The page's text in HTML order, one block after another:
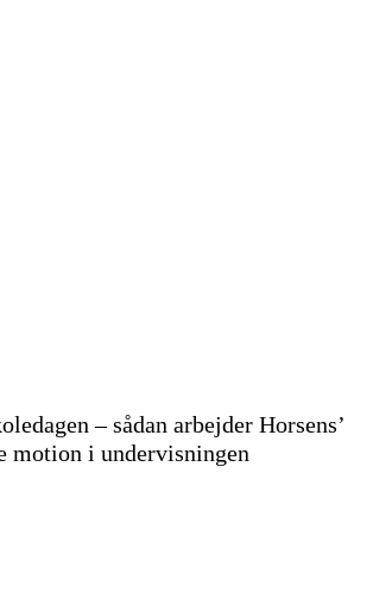
– sådan arbejder Horsens’
motion i undervisningen